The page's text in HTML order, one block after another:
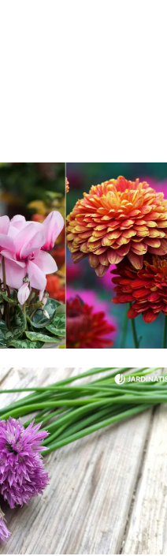
guardar como favorito,
de Hogarmanía.
INICIAR